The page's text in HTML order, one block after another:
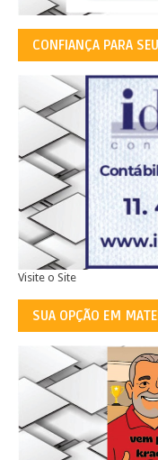
CONFIANÇA PARA
Visite o Site
SUA OPÇÃO EM